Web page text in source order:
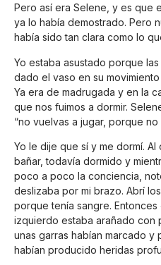
Pero así era Selene, y es que
ya lo había demostrado. Pero
había sido tan clara como lo
Yo estaba asustado porque
dado el vaso en su
Ya era de madrugada y en la
que nos fuimos a dormir.
“no vuelvas a jugar, porque
Yo le dije que sí y me dormí. Al
bañar, todavía dormido y
poco a poco la conciencia,
deslizaba por mi brazo. Abrí
porque tenía sangre.
izquierdo estaba arañado con
unas garras habían marcado y
habían producido heridas